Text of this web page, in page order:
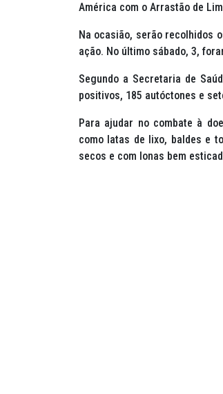
América com o Arrastão de
Na ocasião, serão recolhidos
ação. No último sábado, 3,
Segundo a Secretaria de
positivos, 185 autóctones e
Para ajudar no combate à
como latas de lixo, baldes e
secos e com lonas bem